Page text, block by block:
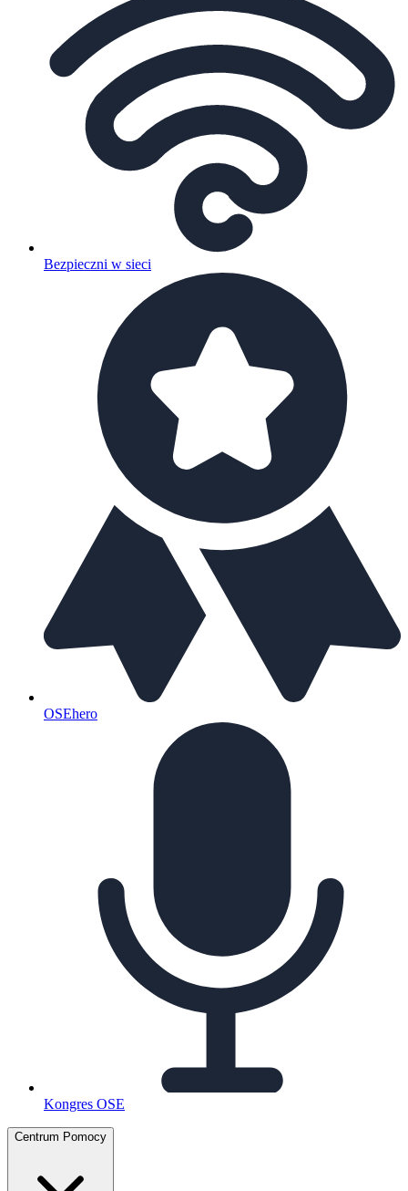
Bezpieczni w sieci
OSEhero
Kongres OSE
Centrum Pomocy